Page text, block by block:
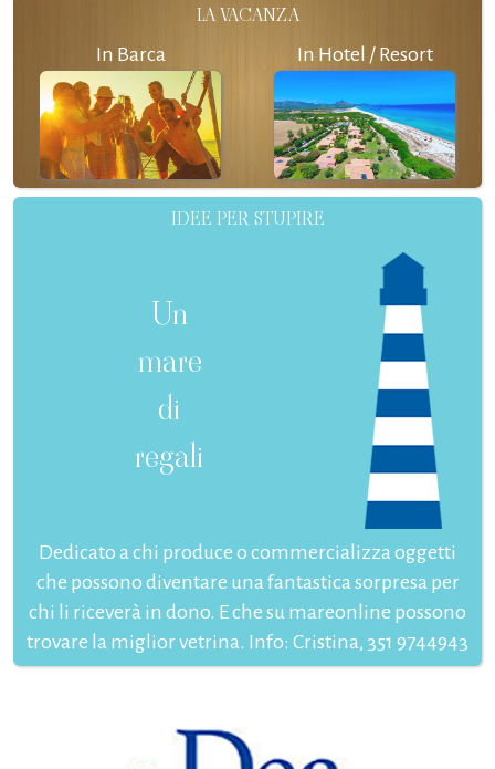
LA VACANZA
In Barca In Hotel / Resort
IDEE PER STUPIRE
Un
mare
di
regali
Dedicato a chi produce o commercializza oggetti
che possono diventare una fantastica sorpresa per
chi li riceverà in dono. E che su mareonline possono
trovare la miglior vetrina. Info: Cristina, 351 9744943